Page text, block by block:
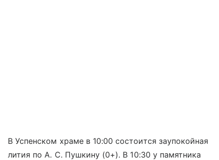
В Успенском храме в 10:00 состоится заупокойная
лития по А. С. Пушкину (0+). В 10:30 у памятника